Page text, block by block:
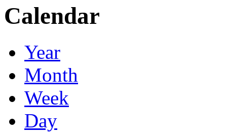
Calendar
Year
Month
Week
Day